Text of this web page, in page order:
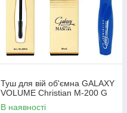
Туш для вій об'ємна GALAXY
VOLUME Christian M-200 G
В наявності